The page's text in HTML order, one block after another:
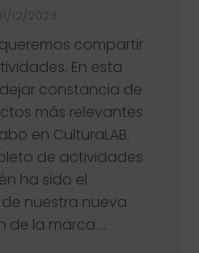
31/12/2023
compartir
En esta
constancia de
más relevantes
en CulturaLAB.
de actividades
ha sido el
nuestra nueva
de la marca.…